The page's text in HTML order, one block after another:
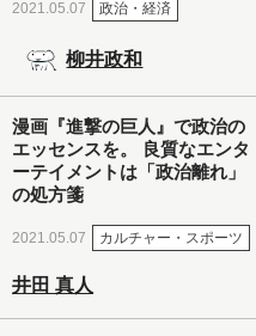
2021.05.07 政治・経済
柳井政和
漫画『進撃の巨人』で政治の
エッセンスを。 良質なエンタ
ーテイメントは「政治離れ」
の処方箋
2021.05.07 カルチャー・スポーツ
井田 真人